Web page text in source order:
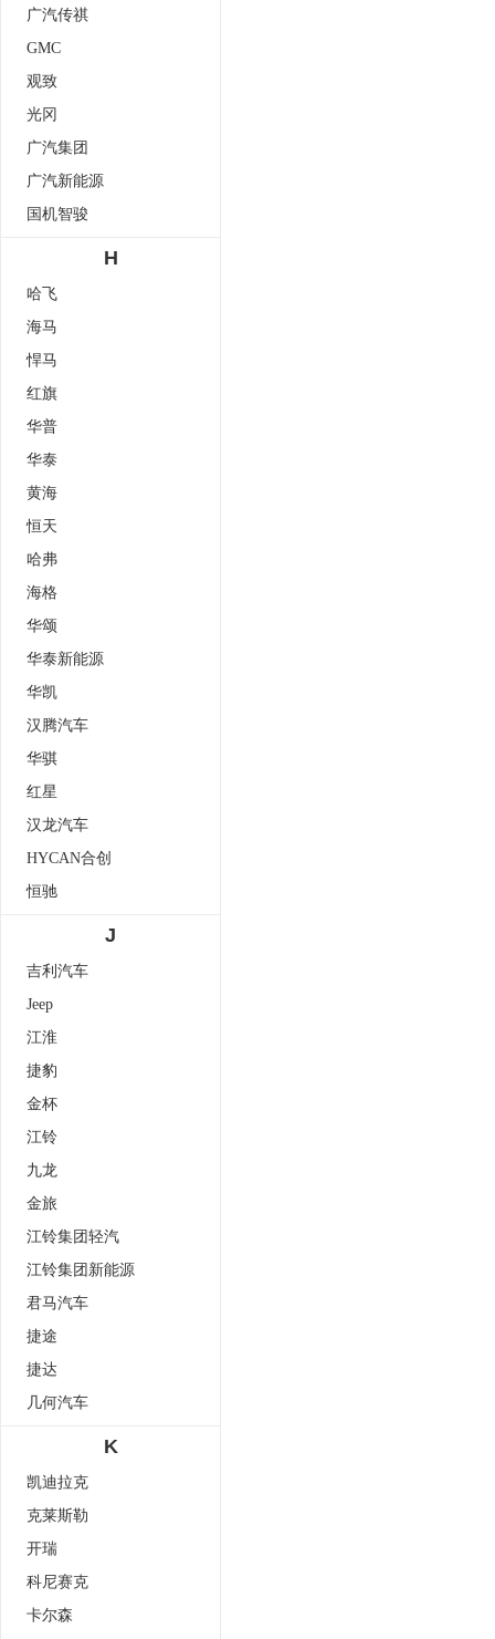
广汽传祺
GMC
观致
光冈
广汽集团
广汽新能源
国机智骏
H
哈飞
海马
悍马
红旗
华普
华泰
黄海
恒天
哈弗
海格
华颂
华泰新能源
华凯
汉腾汽车
华骐
红星
汉龙汽车
HYCAN合创
恒驰
J
吉利汽车
Jeep
江淮
捷豹
金杯
江铃
九龙
金旅
江铃集团轻汽
江铃集团新能源
君马汽车
捷途
捷达
几何汽车
K
凯迪拉克
克莱斯勒
开瑞
科尼赛克
卡尔森